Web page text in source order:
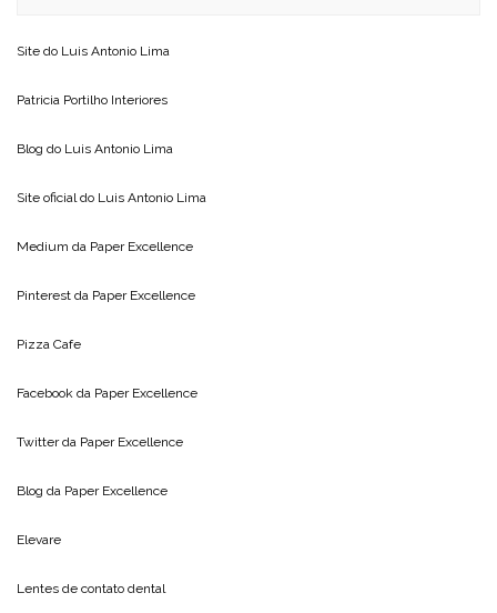
Site do Luis Antonio Lima
Patricia Portilho Interiores
Blog do Luis Antonio Lima
Site oficial do Luis Antonio Lima
Medium da Paper Excellence
Pinterest da Paper Excellence
Pizza Cafe
Facebook da Paper Excellence
Twitter da Paper Excellence
Blog da Paper Excellence
Elevare
Lentes de contato dental